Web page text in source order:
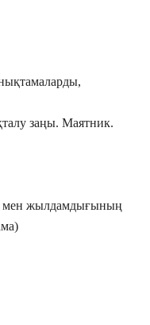
заңы. Маятник.
мен жылдамдығының